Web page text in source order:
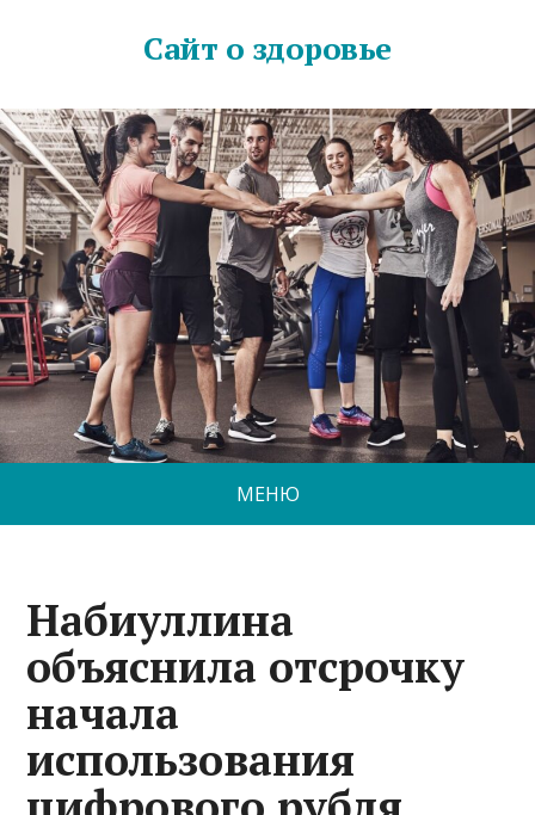
Сайт о здоровье
МЕНЮ
Набиуллина
объяснила отсрочку
начала
использования